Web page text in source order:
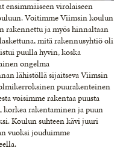
ensimmäiseen virolaiseen
Voitimme Viimsin koulun
ja myös hinnaltaan
mitä rakennusyhtiö oli
puulla hyvin, koska
ongelma
lähistöllä sijaitseva Viimsin
puurakenteinen
voisimme rakentaa puusta
korkea rakentaminen ja puun
Koulun suhteen kävi juuri
vuoksi jouduimme